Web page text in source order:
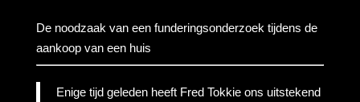
De noodzaak van een funderingsonderzoek tijdens de
aankoop van een huis
Enige tijd geleden heeft Fred Tokkie ons uitstekend